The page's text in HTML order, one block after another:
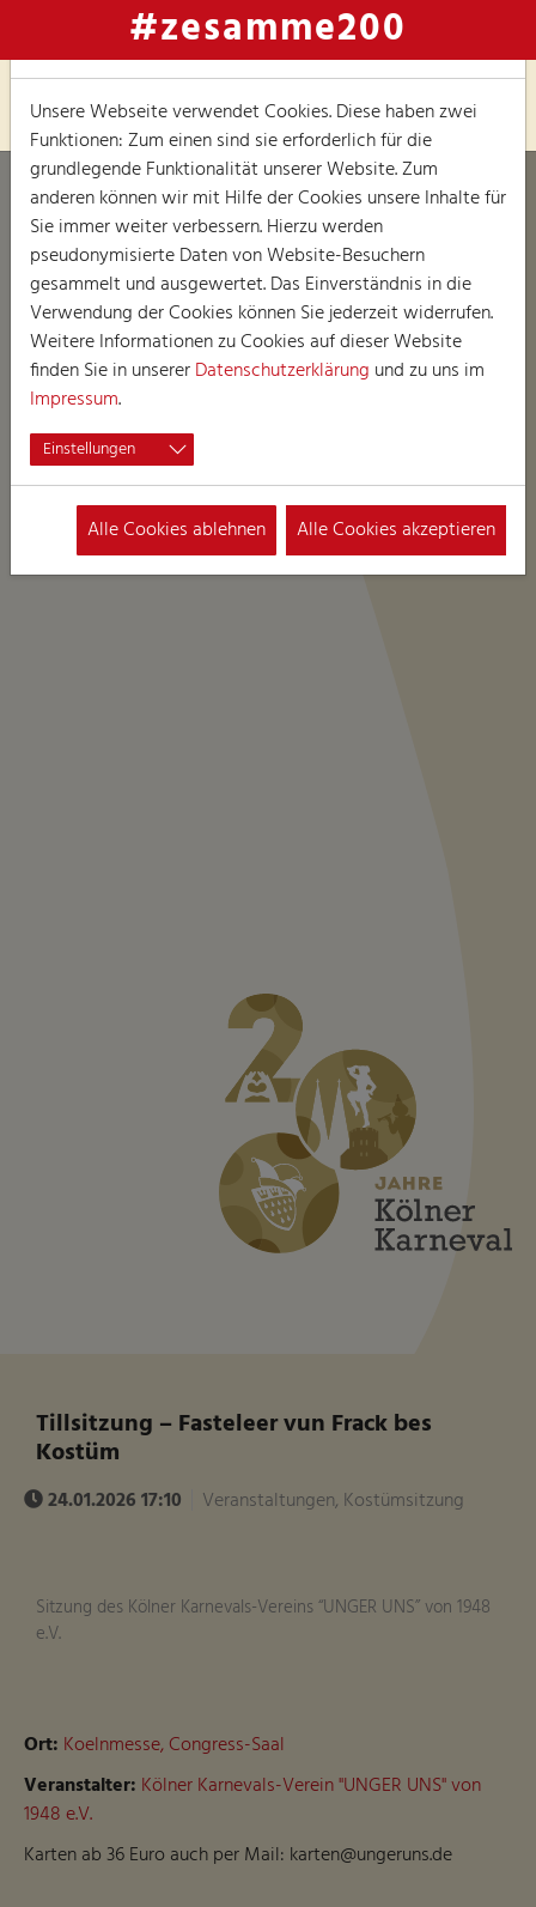
#zesamme200
Tillsitzung – Fasteleer vun Frack bes
Kostüm
24.01.2026 17:10 Veranstaltungen, Kostümsitzung
Sitzung des Kölner Karnevals-Vereins “UNGER UNS” von 1948
e.V.
Ort: Koelnmesse, Congress-Saal
Veranstalter: Kölner Karnevals-Verein "UNGER UNS" von
1948 e.V.
Karten ab 36 Euro auch per Mail: karten@ungeruns.de
Hinweis zu Cookies
Unsere Webseite verwendet Cookies. Diese haben zwei
Funktionen: Zum einen sind sie erforderlich für die
grundlegende Funktionalität unserer Website. Zum
anderen können wir mit Hilfe der Cookies unsere Inhalte für
Sie immer weiter verbessern. Hierzu werden
pseudonymisierte Daten von Website-Besuchern
gesammelt und ausgewertet. Das Einverständnis in die
Verwendung der Cookies können Sie jederzeit widerrufen.
Weitere Informationen zu Cookies auf dieser Website
finden Sie in unsererDatenschutzerklärung und zu uns im
Impressum.
Einstellungen
Alle Cookies ablehnen Alle Cookies akzeptieren